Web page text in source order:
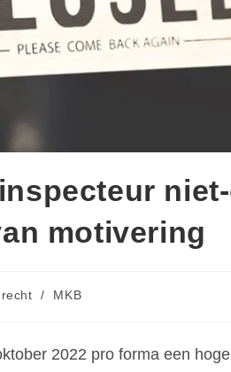
motivering
/ MKB
2022 pro forma een